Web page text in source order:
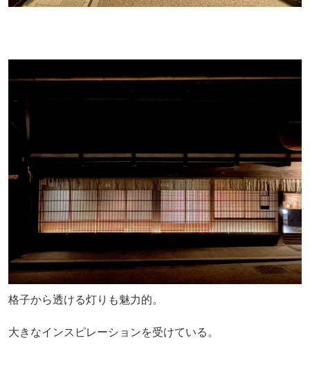
格子から透ける灯りも魅力的。
大きなインスピレーションを受けている。